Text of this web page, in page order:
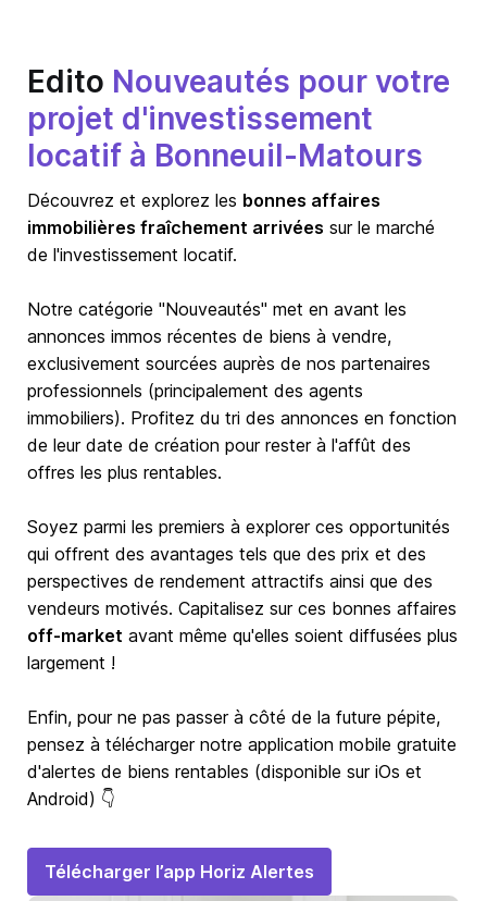
Edito Nouveautés pour votre
projet d'investissement
locatif à Bonneuil-Matours
Découvrez et explorez les bonnes affaires
immobilières fraîchement arrivées sur le marché
de l'investissement locatif.
Notre catégorie "Nouveautés" met en avant les
annonces immos récentes de biens à vendre,
exclusivement sourcées auprès de nos partenaires
professionnels (principalement des agents
immobiliers). Profitez du tri des annonces en fonction
de leur date de création pour rester à l'affût des
offres les plus rentables.
Soyez parmi les premiers à explorer ces opportunités
qui offrent des avantages tels que des prix et des
perspectives de rendement attractifs ainsi que des
vendeurs motivés. Capitalisez sur ces bonnes affaires
off-market avant même qu'elles soient diffusées plus
largement !
Enfin, pour ne pas passer à côté de la future pépite,
pensez à télécharger notre application mobile gratuite
d'alertes de biens rentables (disponible sur iOs et
Android) 👇
Télécharger l’app Horiz Alertes